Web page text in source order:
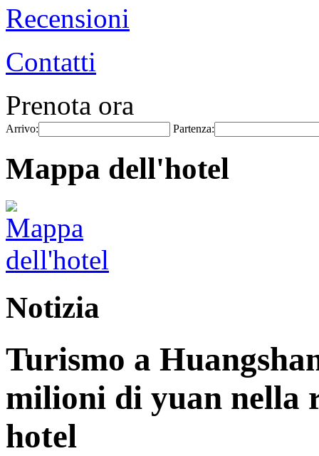
Recensioni
Contatti
Prenota ora
Arrivo: Partenza:
Mappa dell'hotel
Notizia
Turismo a
milioni di yuan nella
hotel